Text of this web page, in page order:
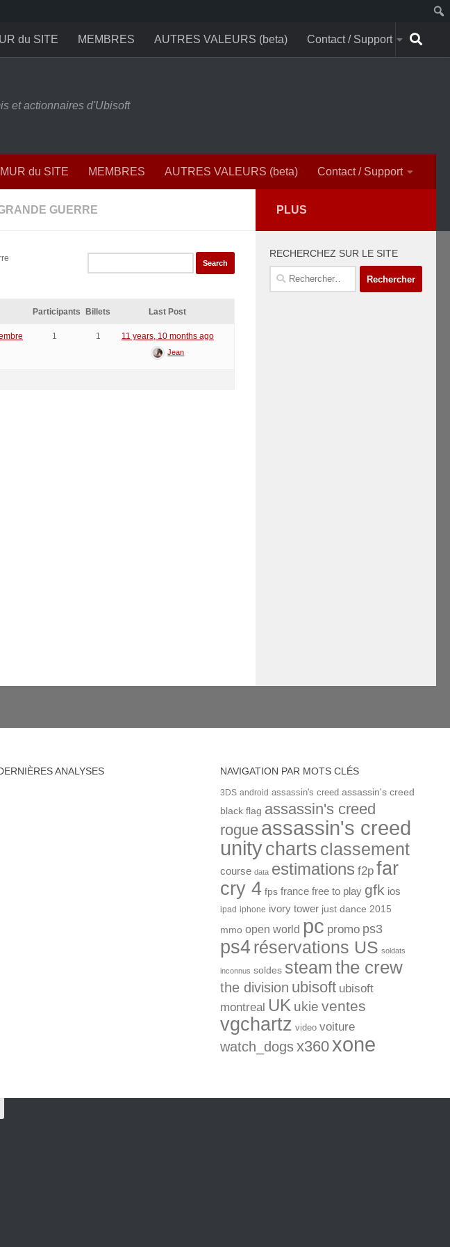
du SITE MEMBRES AUTRES VALEURS (beta) Contact / Support
et actionnaires d'Ubisoft
MUR du SITE MEMBRES AUTRES VALEURS (beta) Contact / Support
GUERRE
Participants Billets Last Post
1 1 11 years, 10 months ago
Jean
PLUS
RECHERCHEZ SUR LE SITE
Rechercher :
ANALYSES NAVIGATION PAR MOTS CLÉS
3DS android assassin's creed assassin's creed
black flag assassin's creed
rogue assassin's creed
unitycharts classement
course data estimations f2p far
cry 4 fps france free to play gfk ios
ipad iphone ivory tower just dance 2015
mmo open world pc promo ps3
ps4réservations US soldats
inconnus soldes steamthe crew
the division ubisoft ubisoft
montreal UK ukie ventes
vgchartz video voiture
watch_dogsx360 xone